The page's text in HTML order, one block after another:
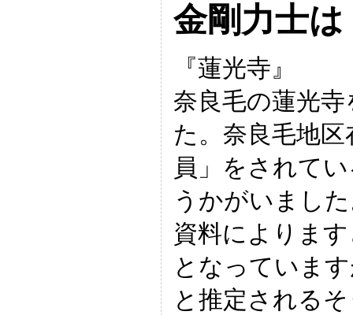
金剛力士
『蓮光寺』
奈良毛の蓮光
た。奈良毛地
員」をされて
うかがいまし
資料によりま
となっていま
と推定される